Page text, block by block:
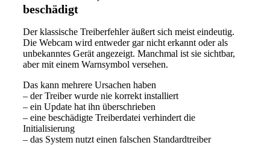
beschädigt
Der klassische Treiberfehler äußert sich meist eindeutig.
Die Webcam wird entweder gar nicht erkannt oder als
unbekanntes Gerät angezeigt. Manchmal ist sie sichtbar,
aber mit einem Warnsymbol versehen.
Das kann mehrere Ursachen haben
– der Treiber wurde nie korrekt installiert
– ein Update hat ihn überschrieben
– eine beschädigte Treiberdatei verhindert die
Initialisierung
– das System nutzt einen falschen Standardtreiber